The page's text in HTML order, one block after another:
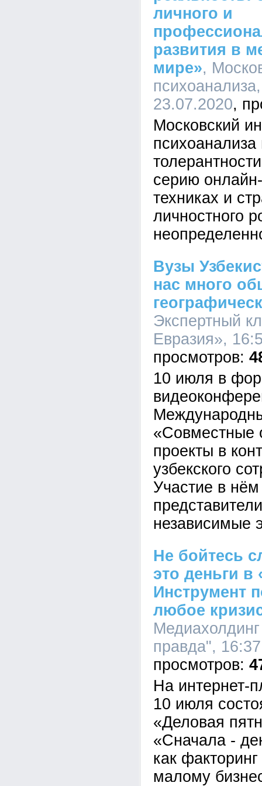
личного и
развития в
мире»,
23.07.2020
Московский
серию
техниках и
личностного
Вузы
нас много
Экспертный
Евразия»,
10 июля в
«Совместные
проекты в
узбекского
Участие в
независимые
Не бойтесь
это деньги в
Инструмент
любое
правда",
На интернет-
10 июля
«Деловая
«Сначала -
как
малому